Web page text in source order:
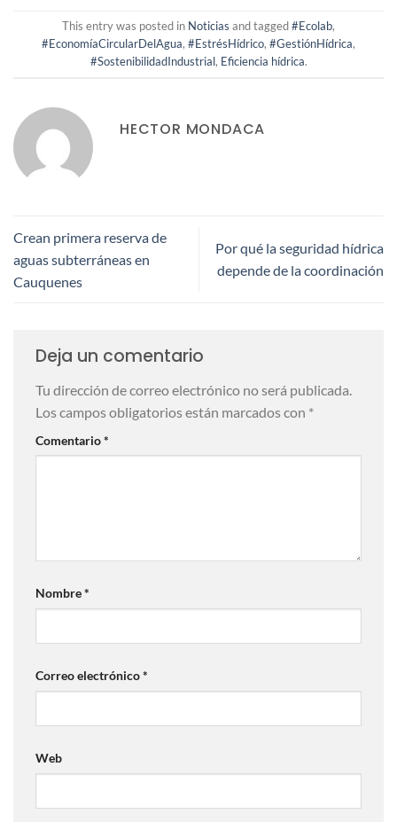
This entry was posted in Noticias and tagged#Ecolab,
#EconomíaCircularDelAgua, #EstrésHídrico, #GestiónHídrica,
#SostenibilidadIndustrial, Eficiencia hídrica.
HECTOR MONDACA
Crean primera reserva de
aguas subterráneas en
Cauquenes
Por qué la seguridad hídrica
depende de la coordinación
Deja un comentario
Tu dirección de correo electrónico no será publicada.
Los campos obligatorios están marcados con *
Comentario*
Nombre*
Correo electrónico*
Web